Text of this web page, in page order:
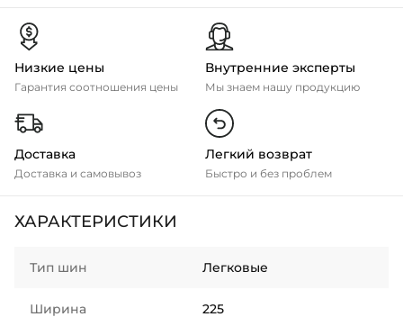
Низкие цены
Гарантия соотношения цены
Внутренние эксперты
Мы знаем нашу продукцию
Доставка
Доставка и самовывоз
Легкий возврат
Быстро и без проблем
ХАРАКТЕРИСТИКИ
Тип шин Легковые
Ширина 225